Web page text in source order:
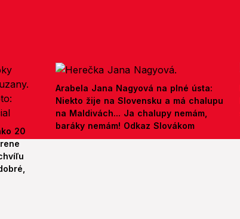
20
Arabela Jana Nagyová na plné ústa:
Niekto žije na Slovensku a má chalupu
na Maldivách... Ja chalupy nemám,
baráky nemám! Odkaz Slovákom